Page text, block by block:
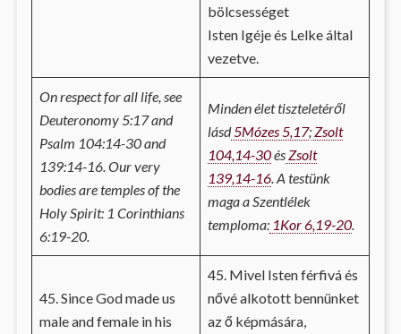
bölcsességet
Isten Igéje és Lelke által
vezetve.
On respect for all life, see
Deuteronomy 5:17 and
Psalm 104:14-30 and
139:14-16. Our very
bodies are temples of the
Holy Spirit: 1 Corinthians
6:19-20.
Minden élet tiszteletéről
lásd5Mózes 5,17;Zsolt
104,14-30ésZsolt
139,14-16. A testünk
maga a Szentlélek
temploma:1Kor 6,19-20.
45. Since God made us
male and female in his
45. Mivel Isten férfivá és
nővé alkotott bennünket
az ő képmására,